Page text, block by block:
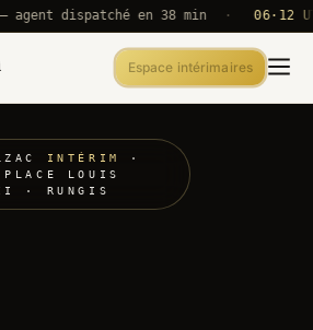
dispatché en 38 min · 06·12 UTC
Espace intérimaires
INTÉRIM
·
LOUIS
· RUNGIS